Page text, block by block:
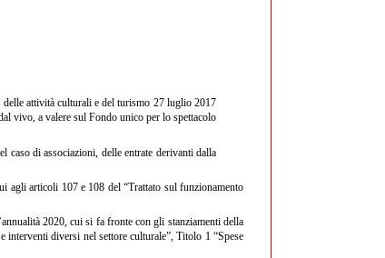
attività culturali e del turismo 27 luglio 2017
vivo, a valere sul Fondo unico per lo spettacolo
caso di associazioni, delle entrate derivanti dalla
agli articoli 107 e 108 del “Trattato sul funzionamento
2020, cui si fa fronte con gli stanziamenti della
diversi nel settore culturale”, Titolo 1 “Spese